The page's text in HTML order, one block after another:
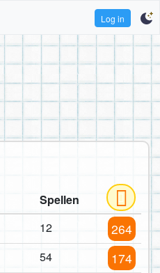
Log in
Spellen
12 264
54 174